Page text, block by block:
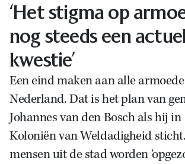
‘Het stigma op
nog steeds een
kwestie’
Een eind maken aan alle
Nederland. Dat is het plan van
Johannes van den Bosch als hij in
Koloniën van Weldadigheid
mensen uit de stad worden